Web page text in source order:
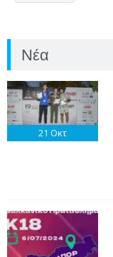
Νέα
21 Οκτ